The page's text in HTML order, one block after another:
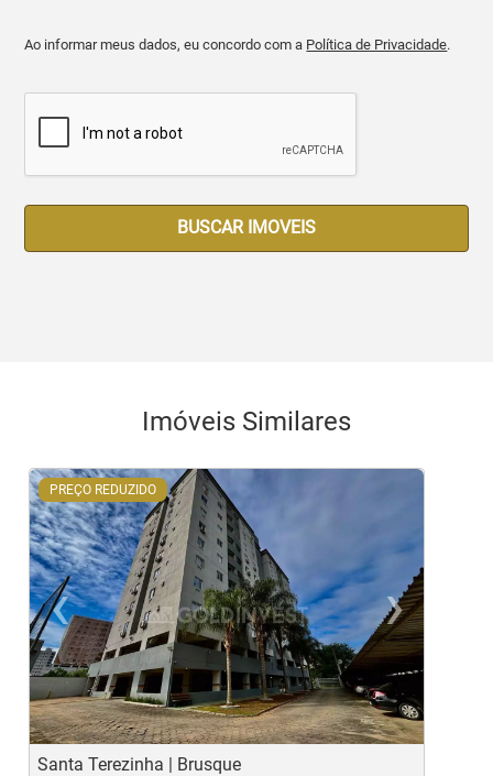
Ao informar meus dados, eu concordo com a Política de Privacidade.
BUSCAR IMOVEIS
Imóveis Similares
PREÇO REDUZIDO
‹
Previous
›
Santa Terezinha | Brusque